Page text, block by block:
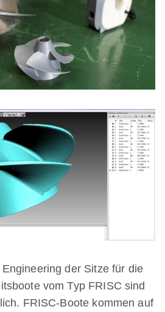
der Sitze für die
vom Typ FRISC sind
FRISC-Boote kommen auf